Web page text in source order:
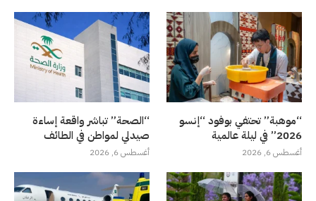
“موهبة” تحتفي بوفود “إنسو
2026” في ليلة عالمية
أغسطس 6, 2026
“الصحة” تباشر واقعة إساءة
صيدلي لمواطن في الطائف
أغسطس 6, 2026